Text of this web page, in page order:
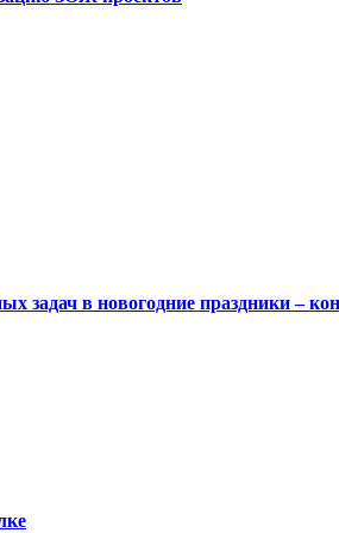
задач в новогодние праздники –